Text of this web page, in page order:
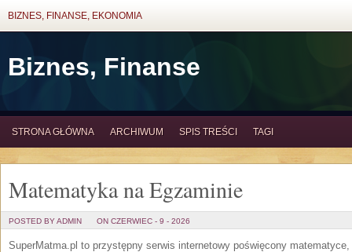
BIZNES, FINANSE, EKONOMIA
Biznes, Finanse
STRONA GŁÓWNA ARCHIWUM SPIS TREŚCI TAGI
Matematyka na Egzaminie
POSTED BY ADMIN ON CZERWIEC - 9 - 2026
SuperMatma.pl to przystępny serwis internetowy poświęcony